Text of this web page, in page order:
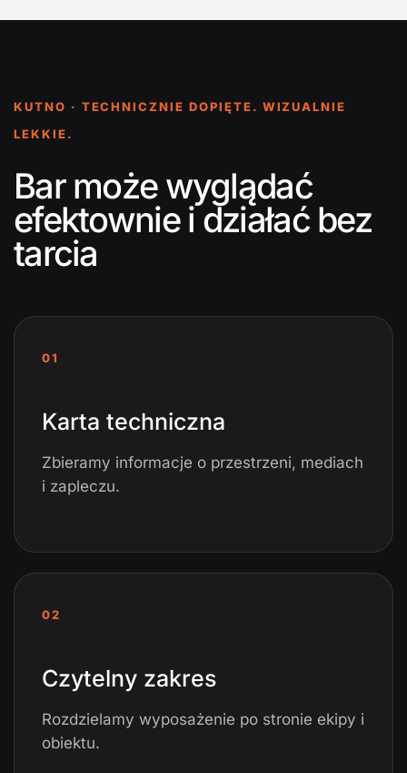
KUTNO · TECHNICZNIE DOPIĘTE. WIZUALNIE
LEKKIE.
Bar może wyglądać
efektownie i działać bez
tarcia
01
Karta techniczna
Zbieramy informacje o przestrzeni, mediach
i zapleczu.
02
Czytelny zakres
Rozdzielamy wyposażenie po stronie ekipy i
obiektu.